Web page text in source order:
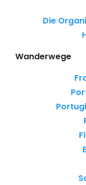
Die
Wanderwege